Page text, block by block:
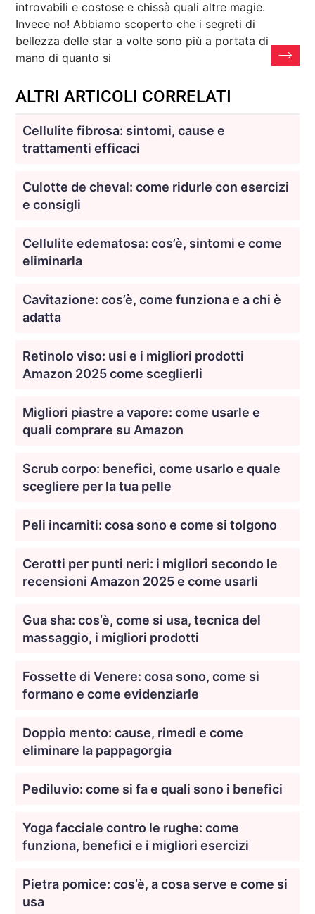
introvabili e costose e chissà quali altre magie.
Invece no! Abbiamo scoperto che i segreti di
bellezza delle star a volte sono più a portata di
mano di quanto si
ALTRI ARTICOLI CORRELATI
Cellulite fibrosa: sintomi, cause e
trattamenti efficaci
Culotte de cheval: come ridurle con esercizi
e consigli
Cellulite edematosa: cos’è, sintomi e come
eliminarla
Cavitazione: cos’è, come funziona e a chi è
adatta
Retinolo viso: usi e i migliori prodotti
Amazon 2025 come sceglierli
Migliori piastre a vapore: come usarle e
quali comprare su Amazon
Scrub corpo: benefici, come usarlo e quale
scegliere per la tua pelle
Peli incarniti: cosa sono e come si tolgono
Cerotti per punti neri: i migliori secondo le
recensioni Amazon 2025 e come usarli
Gua sha: cos’è, come si usa, tecnica del
massaggio, i migliori prodotti
Fossette di Venere: cosa sono, come si
formano e come evidenziarle
Doppio mento: cause, rimedi e come
eliminare la pappagorgia
Pediluvio: come si fa e quali sono i benefici
Yoga facciale contro le rughe: come
funziona, benefici e i migliori esercizi
Pietra pomice: cos’è, a cosa serve e come si
usa